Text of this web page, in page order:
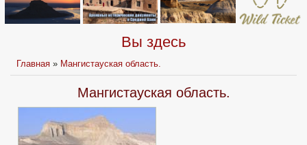
Вы здесь
Главная » Мангистауская область.
Мангистауская область.